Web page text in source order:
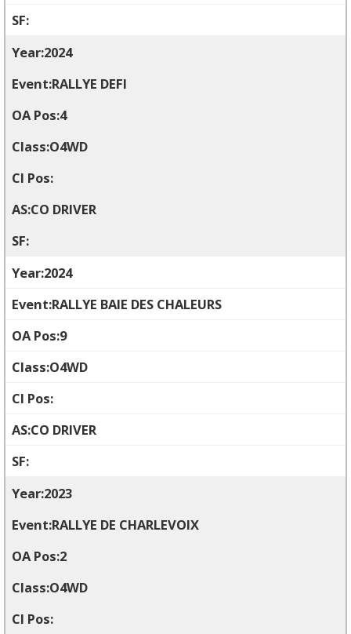
2024
RALLYE DEFI
4
O4WD
CO DRIVER
2024
RALLYE BAIE DES CHALEURS
9
O4WD
CO DRIVER
2023
RALLYE DE CHARLEVOIX
2
O4WD